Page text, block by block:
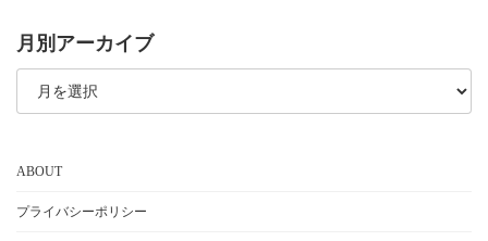
月別アーカイブ
月
イ
ABOUT
プライバシーポリシー